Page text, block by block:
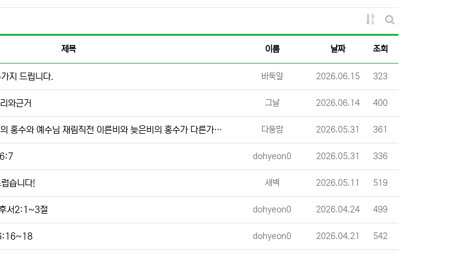
게시물 정렬
게시판 검색
제목 이름 날짜 조회
지 드립니다. 등록자
바둑알 등록일
2026.06.15 조회
323
와근거 등록자
그날 등록일
2026.06.14 조회
400
홍수와 예수님 재림직전 이른비와 늦은비의 홍수가 다른가요? 등록자
다둥맘 등록일
2026.05.31 조회
361
등록자
dohyeon0 등록일
2026.05.31 조회
336
습니다! 등록자
새벽 등록일
2026.05.11 조회
519
서2:1~3절 등록자
dohyeon0 등록일
2026.04.24 조회
499
등록자
dohyeon0 등록일
2026.04.21 조회
542